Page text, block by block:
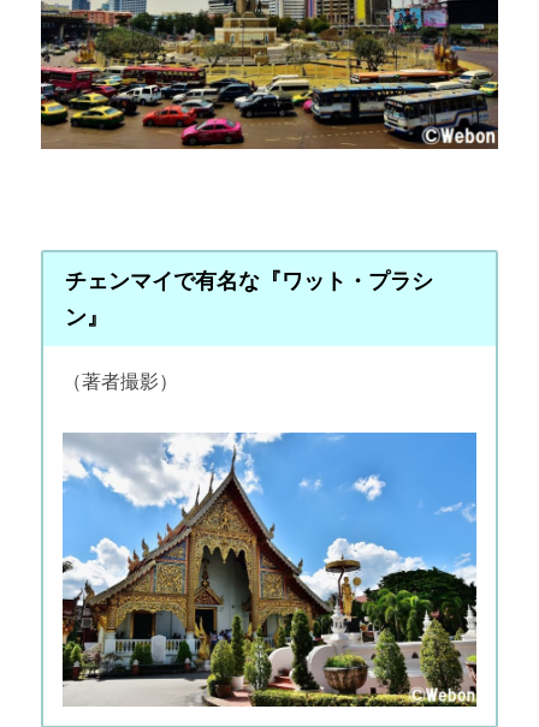
チェンマイで有名な『ワット・プラシ
ン』
（著者撮影）